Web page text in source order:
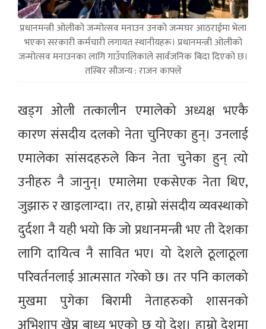
प्रधानमन्त्री ओलीको जन्मोत्सव मनाउन उनको जन्मघर आठराईमा भेला
भएका सरकारी कर्मचारी लगायत स्थानीयहरू। प्रधानमन्त्री ओलीको
जन्मोत्सव मनाउनका लागि गाउँपालिकाले सार्वजनिक बिदा दिएको छ।
तस्बिर सौजन्य : राजन काफ्ले
खड्ग ओली तत्कालीन एमालेको अध्यक्ष भएकै
कारण संसदीय दलको नेता चुनिएका हुन्। उनलाई
एमालेका सांसदहरुले किन नेता चुनेका हुन् त्यो
उनीहरु नै जानुन्। एमालेमा एकसेएक नेता थिए,
जुझारु र खाइलाग्दा। तर, हाम्रो संसदीय व्यवस्थाको
दुर्दशा नै यही भयो कि जो प्रधानमन्त्री भए ती देशका
लागि दायित्व नै सावित भए। यो देशले ठूलाठूला
परिवर्तनलाई आत्मसात गरेको छ। तर पनि कालको
मुखमा पुगेका बिरामी नेताहरुको शासनको